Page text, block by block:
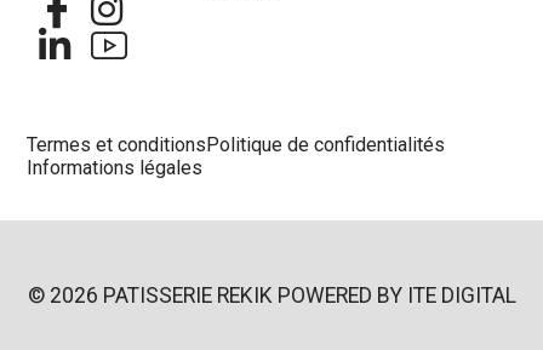
Termes et conditionsPolitique de confidentialités
Informations légales
© 2026 PATISSERIE REKIK POWERED BY ITE DIGITAL